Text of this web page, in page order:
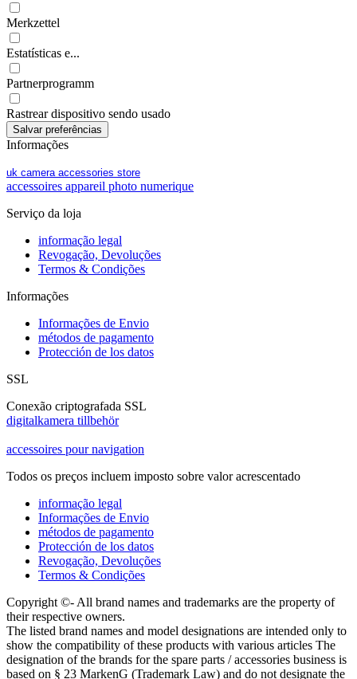
Merkzettel
Estatísticas e...
Partnerprogramm
Rastrear dispositivo sendo usado
Informações
uk camera accessories store
accessoires appareil photo numerique
Serviço da loja
informação legal
Revogação, Devoluções
Termos & Condições
Informações
Informações de Envio
métodos de pagamento
Protección de los datos
SSL
Conexão criptografada SSL
digitalkamera tillbehör
accessoires pour navigation
Todos os preços incluem imposto sobre valor acrescentado
informação legal
Informações de Envio
métodos de pagamento
Protección de los datos
Revogação, Devoluções
Termos & Condições
Copyright ©- All brand names and trademarks are the property of
their respective owners.
The listed brand names and model designations are intended only to
show the compatibility of these products with various articles The
designation of the brands for the spare parts / accessories business is
based on § 23 MarkenG (Trademark Law) and do not designate the